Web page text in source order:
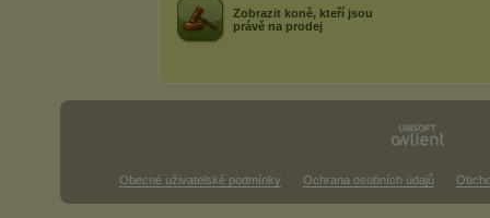
Zobrazit koně, kteří jsou
právě na prodej
Obecné uživatelské podmínky Ochrana osobních údajů